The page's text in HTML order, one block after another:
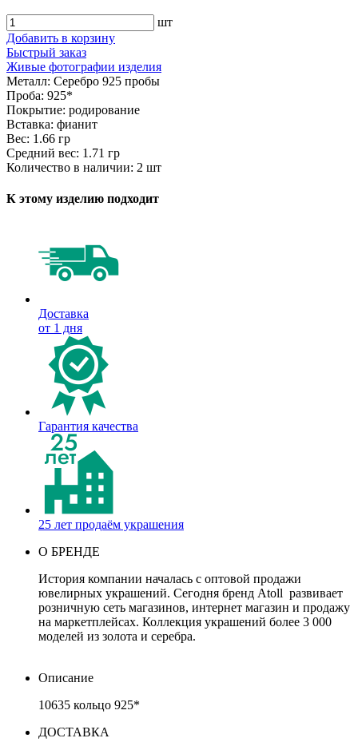
шт
Добавить в корзину
Быстрый заказ
Живые фотографии изделия
Металл: Серебро 925 пробы
Проба: 925*
Покрытие: родирование
Вставка: фианит
Вес: 1.66 гр
Средний вес: 1.71 гр
Количество в наличии: 2 шт
К этому изделию подходит
Доставка
от 1 дня
Гарантия качества
25 лет продаём украшения
О БРЕНДЕ
История компании началась с оптовой продажи
ювелирных украшений. Сегодня бренд Atoll развивает
розничную сеть магазинов, интернет магазин и продажу
на маркетплейсах. Коллекция украшений более 3 000
моделей из золота и серебра.
Описание
10635 кольцо 925*
ДОСТАВКА